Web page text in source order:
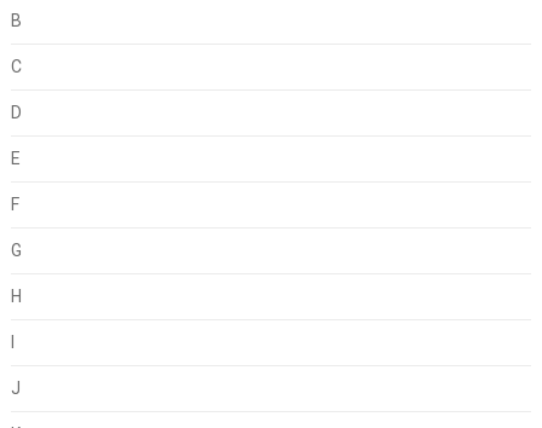
B
C
D
E
F
G
H
J